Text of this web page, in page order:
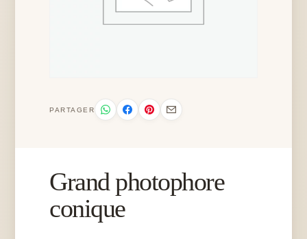
PARTAGER
Grand photophore
conique